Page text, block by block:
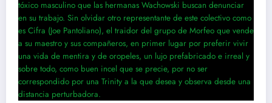
tóxico masculino que las hermanas Wachowski buscan denunciar
en su trabajo. Sin olvidar otro representante de este colectivo como
es Cifra (Joe Pantoliano), el traidor del grupo de Morfeo que vende
a su maestro y sus compañeros, en primer lugar por preferir vivir
una vida de mentira y de oropeles, un lujo prefabricado e irreal y
sobre todo, como buen incel que se precie, por no ser
correspondido por una Trinity a la que desea y observa desde una
distancia perturbadora.